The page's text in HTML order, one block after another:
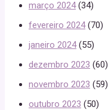
março 2024(34)
fevereiro 2024(70)
janeiro 2024(55)
dezembro 2023 (60)
novembro 2023 (59)
outubro 2023 (50)